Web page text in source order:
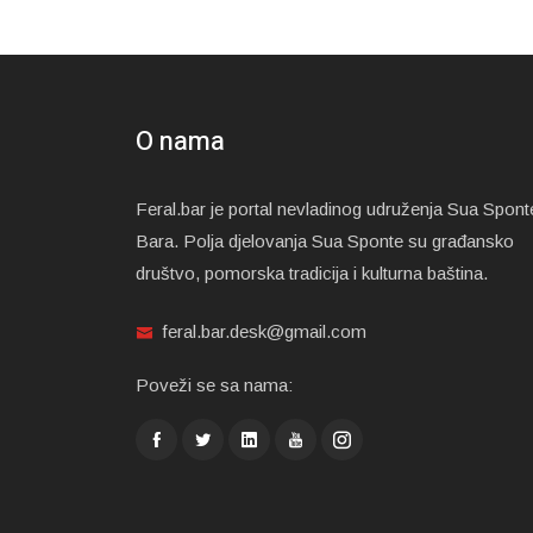
O nama
Feral.bar je portal nevladinog udruženja Sua
Bara. Polja djelovanja Sua Sponte su građansko
društvo, pomorska tradicija i kulturna baština.
feral.bar.desk@gmail.com
Poveži se sa nama: